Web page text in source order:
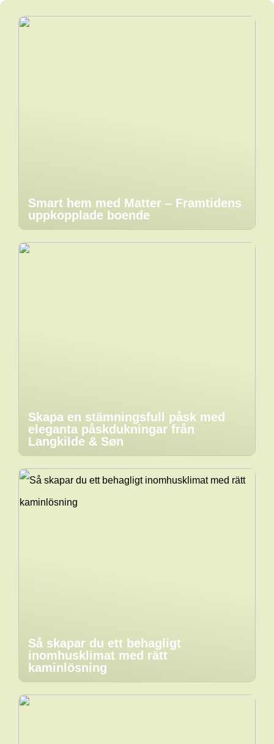
Smart hem med Matter – Framtidens
uppkopplade boende
Skapa en stämningsfull påsk med
eleganta påskdukningar från
Langkilde & Søn
Så skapar du ett behagligt
inomhusklimat med rätt
kaminlösning